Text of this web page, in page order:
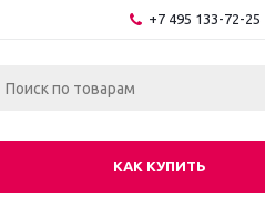
+7 495 133-72-25
КАК КУПИТЬ